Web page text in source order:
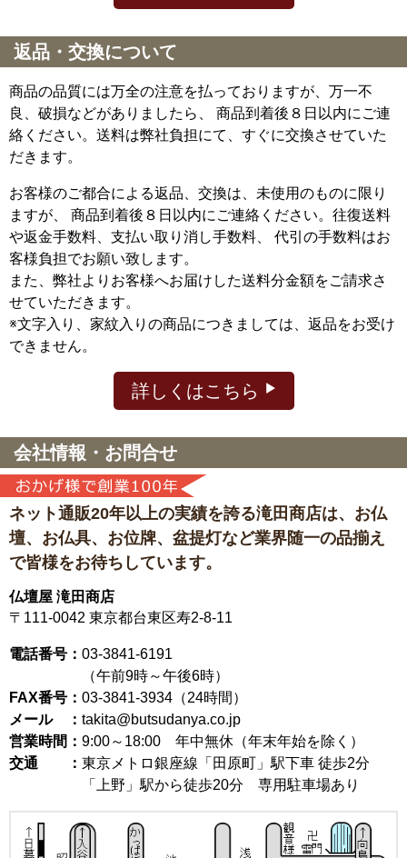
返品・交換について
商品の品質には万全の注意を払っておりますが、万一不
良、破損などがありましたら、 商品到着後８日以内にご連
絡ください。送料は弊社負担にて、すぐに交換させていた
だきます。
お客様のご都合による返品、交換は、未使用のものに限り
ますが、
商品到着後８日以内にご連絡ください。往復送料
や返金手数料、支払い取り消し手数料、 代引の手数料はお
客様負担でお願い致します。
また、弊社よりお客様へお届けした送料分金額をご請求さ
せていただきます。
※文字入り、家紋入りの商品につきましては、返品をお受け
できません。
詳しくはこちら
会社情報・お問合せ
ネット通販20年以上の実績を誇る滝田商店は、 お仏
壇、お仏具、お位牌、盆提灯など業界随一の品揃え
で皆様をお待ちしています。
仏壇屋 滝田商店
〒111-0042 東京都台東区寿2-8-11
電話番号： 03-3841-6191
（午前9時～午後6時）
FAX番号： 03-3841-3934（24時間）
メール ： takita@butsudanya.co.jp
営業時間： 9:00～18:00 年中無休（年末年始を除く）
交通 ： 東京メトロ銀座線「田原町」駅下車 徒歩2分
「上野」駅から徒歩20分 専用駐車場あり